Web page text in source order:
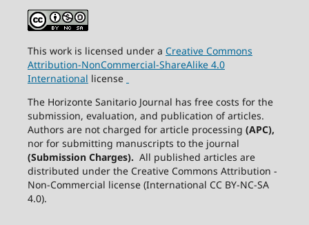
This work is licensed under a Creative Commons
Attribution-NonCommercial-ShareAlike4.0
International license
The Horizonte Sanitario Journal has free costs for the
submission, evaluation, and publication of articles.
Authors are not charged for article processing (APC),
nor for submitting manuscripts to the journal
(Submission Charges). All published articles are
distributed under the Creative Commons Attribution -
Non-Commercial license (International CC BY-NC-SA
4.0).